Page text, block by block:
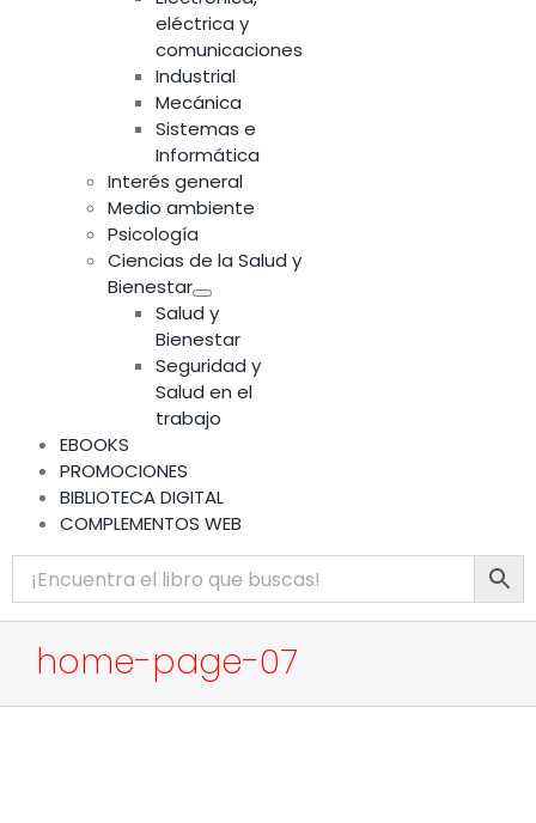
eléctrica y
comunicaciones
Industrial
Mecánica
Sistemas e
Informática
Interés general
Medio ambiente
Psicología
Ciencias de la Salud y
Bienestar
Salud y
Bienestar
Seguridad y
Salud en el
trabajo
EBOOKS
PROMOCIONES
BIBLIOTECA DIGITAL
COMPLEMENTOS WEB
home-page-07